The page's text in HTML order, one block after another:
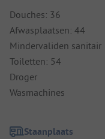
Douches: 36
Afwasplaatsen: 44
Mindervaliden sanitair
Toiletten: 54
Droger
Wasmachines
Staanplaats